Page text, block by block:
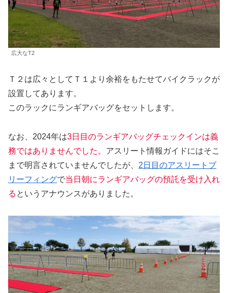
広大なT2
Ｔ２は広々としてＴ１より余裕をもたせてバイクラックが
設置してあります。
このラックにランギアバッグをセットします。
なお、2024年は3日目のランギアバッグチェックインは義
務ではありませんでした。 アスリート情報ガイドにはそこ
まで明言されていませんでしたが、 2日目のアスリートブ
リーフィングで当日朝にランギアバッグの預託を受け入れ
る というアナウンスがありました。